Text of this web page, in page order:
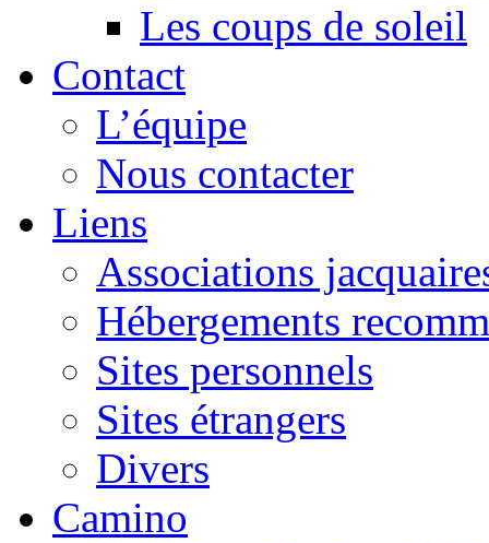
Les coups de soleil
Contact
L’équipe
Nous contacter
Liens
Associations
Hébergements
Sites personnels
Sites étrangers
Divers
Camino